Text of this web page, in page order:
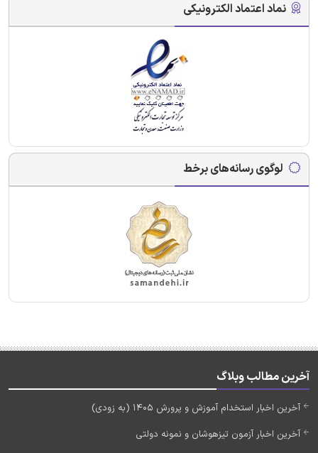
نماد اعتماد الکترونیکی
لوگوی رسانه‌های برخط
آخرین مطالب وبلاگ
آخرین اخبار استخدام آموزش و پرورش 1405 (به زودی)
آخرین اخبار آزمون تیزهوشان و نمونه دولتی